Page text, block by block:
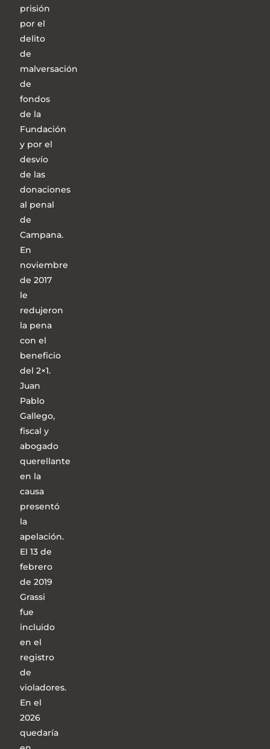
prisión
por el
delito
de
malversación
de
fondos
de la
Fundación
y por el
desvío
de las
donaciones
al penal
de
Campana.
En
noviembre
de 2017
le
redujeron
la pena
con el
beneficio
del 2×1.
Juan
Pablo
Gallego,
fiscal y
abogado
querellante
en la
causa
presentó
la
apelación.
El 13 de
febrero
de 2019
Grassi
fue
incluido
en el
registro
de
violadores.
En el
2026
quedaría